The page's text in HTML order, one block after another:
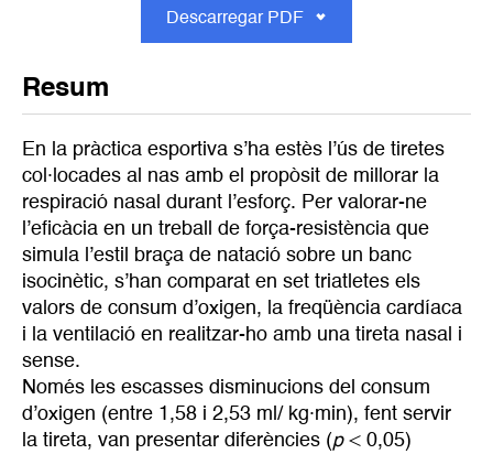
Descarregar PDF
Resum
En la pràctica esportiva s’ha estès l’ús de tiretes
col·locades al nas amb el propòsit de millorar la
respiració nasal durant l’esforç. Per valorar-ne
l’eficàcia en un treball de força-resistència que
simula l’estil braça de natació sobre un banc
isocinètic, s’han comparat en set triatletes els
valors de consum d’oxigen, la freqüència cardíaca
i la ventilació en realitzar-ho amb una tireta nasal i
sense.
Només les escasses disminucions del consum
d’oxigen (entre 1,58 i 2,53 ml/ kg·min), fent servir
la tireta, van presentar diferències (p < 0,05)